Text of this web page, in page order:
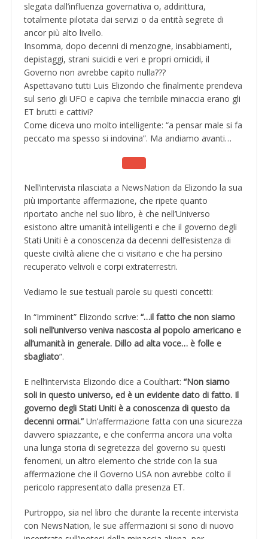
slegata dall’influenza governativa o, addirittura,
totalmente pilotata dai servizi o da entità segrete di
ancor più alto livello.
Insomma, dopo decenni di menzogne, insabbiamenti,
depistaggi, strani suicidi e veri e propri omicidi, il
Governo non avrebbe capito nulla???
Aspettavano tutti Luis Elizondo che finalmente prendeva
sul serio gli UFO e capiva che terribile minaccia erano gli
ET brutti e cattivi?
Come diceva uno molto intelligente: “a pensar male si fa
peccato ma spesso si indovina”. Ma andiamo avanti…
Nell’intervista rilasciata a NewsNation da Elizondo la sua
più importante affermazione, che ripete quanto
riportato anche nel suo libro, è che nell’Universo
esistono altre umanità intelligenti e che il governo degli
Stati Uniti è a conoscenza da decenni dell’esistenza di
queste civiltà aliene che ci visitano e che ha persino
recuperato velivoli e corpi extraterrestri.
Vediamo le sue testuali parole su questi concetti:
In “Imminent” Elizondo scrive:“…il fatto che non siamo
soli nell’universo veniva nascosta al popolo americano e
all’umanità in generale. Dillo ad alta voce… è folle e
sbagliato”.
E nell’intervista Elizondo dice a Coulthart:“Non siamo
soli in questo universo, ed è un evidente dato di fatto. Il
governo degli Stati Uniti è a conoscenza di questo da
decenni ormai.” Un’affermazione fatta con una sicurezza
davvero spiazzante, e che conferma ancora una volta
una lunga storia di segretezza del governo su questi
fenomeni, un altro elemento che stride con la sua
affermazione che il Governo USA non avrebbe colto il
pericolo rappresentato dalla presenza ET.
Purtroppo, sia nel libro che durante la recente intervista
con NewsNation, le sue affermazioni si sono di nuovo